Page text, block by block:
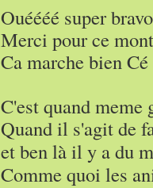
Ouéééé super
Merci pour ce
Ca marche bien
C'est quand
Quand il s'agit de
et ben là il y a du
Comme quoi les